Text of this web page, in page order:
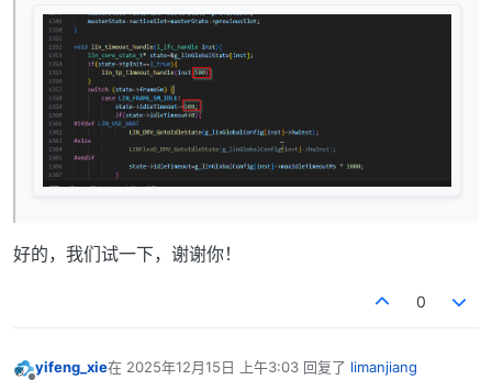
好的，我们试一下，谢谢你！
0
yifeng_xie在 2025年12月15日 上午3:03 回复了 limanjiang
最后由 编辑